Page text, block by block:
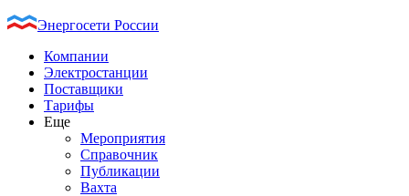
Энергосети России
Компании
Электростанции
Поставщики
Тарифы
Еще
Мероприятия
Справочник
Публикации
Вахта